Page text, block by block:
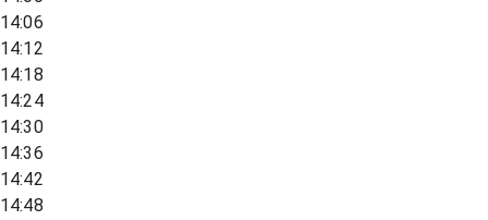
14:06
14:12
14:18
14:24
14:30
14:36
14:42
14:48